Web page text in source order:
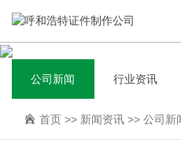
公司新闻 行业资讯
首页 >> 新闻资讯 >> 公司新